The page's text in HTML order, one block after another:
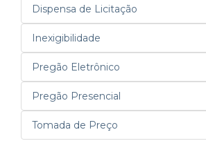
Dispensa de Licitação
Inexigibilidade
Pregão Eletrônico
Pregão Presencial
Tomada de Preço